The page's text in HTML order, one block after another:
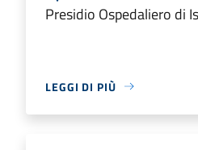
Presidio Ospedaliero di
LEGGI DI PIÙ